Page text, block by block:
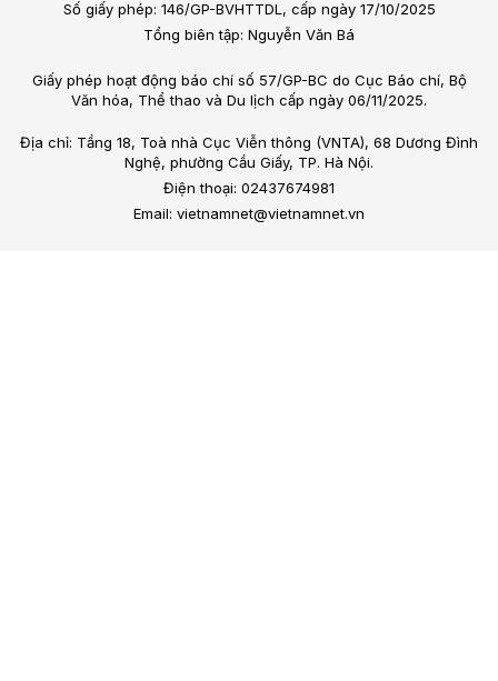
Số giấy phép: 146/GP-BVHTTDL, cấp ngày 17/10/2025
Tổng biên tập: Nguyễn Văn Bá
Giấy phép hoạt động báo chí số 57/GP-BC do Cục Báo chí, Bộ
Văn hóa, Thể thao và Du lịch cấp ngày 06/11/2025.
Địa chỉ: Tầng 18, Toà nhà Cục Viễn thông (VNTA), 68 Dương Đình
Nghệ, phường Cầu Giấy, TP. Hà Nội.
Điện thoại: 02437674981
Email: vietnamnet@vietnamnet.vn